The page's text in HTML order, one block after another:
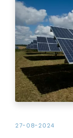
27-08-2024